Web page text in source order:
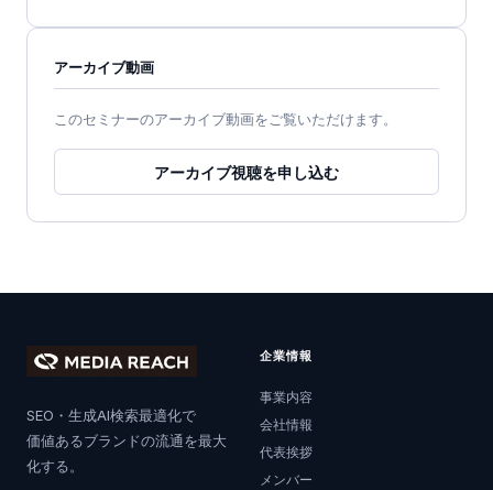
アーカイブ動画
このセミナーのアーカイブ動画をご覧いただけます。
アーカイブ視聴を申し込む
SEO・生成AI検索最適化で
価値あるブランドの流通を最大
化する。
企業情報
事業内容
会社情報
代表挨拶
メンバー